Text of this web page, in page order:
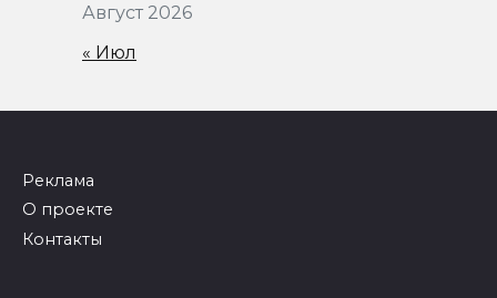
Август 2026
« Июл
Реклама
О проекте
Контакты